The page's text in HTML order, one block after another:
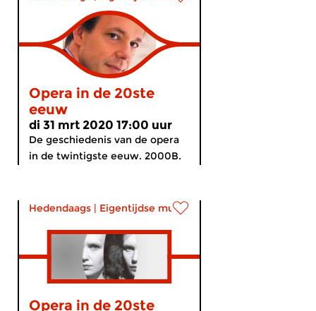
Opera in de 20ste
eeuw
di 31 mrt 2020 17:00 uur
De geschiedenis van de opera
in de twintigste eeuw. 2000B.
Hedendaags | Eigentijdse muziek
Opera in de 20ste